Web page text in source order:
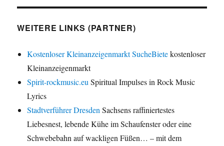
WEITERE LINKS (PARTNER)
Kostenloser Kleinanzeigenmarkt SucheBietekostenloser
Kleinanzeigenmarkt
Spirit-rockmusic.eu Spiritual Impulses in Rock Music
Lyrics
Stadtverführer Dresden Sachsens raffiniertestes
Liebesnest, lebende Kühe im Schaufenster oder eine
Schwebebahn auf wackligen Füßen… – mit dem